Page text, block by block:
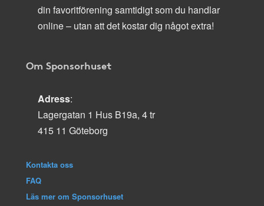
din favoritförening samtidigt som du handlar
online – utan att det kostar dig något extra!
Om Sponsorhuset
Adress:
Lagergatan 1 Hus B19a, 4 tr
415 11 Göteborg
Kontakta oss
FAQ
Läs mer om Sponsorhuset